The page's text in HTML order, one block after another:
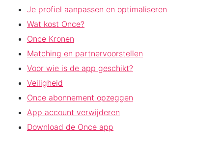
Je profiel aanpassen en optimaliseren
Wat kost Once?
Once Kronen
Matching en partnervoorstellen
Voor wie is de app geschikt?
Veiligheid
Once abonnement opzeggen
App account verwijderen
Download de Once app